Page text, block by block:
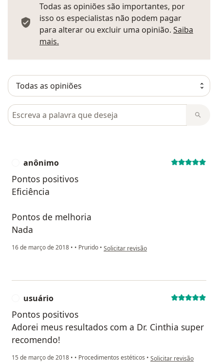
Todas as opiniões são importantes, por
isso os especialistas não podem pagar
para alterar ou excluir uma opinião. Saiba
mais.
Pesquisar em opiniões
anônimo
Pontos positivos
Eficiência
Pontos de melhoria
Nada
16 de março de 2018 • • Prurido • na opinião do utilizador anônimo
Solicitar revisão
usuário
Pontos positivos
Adorei meus resultados com a Dr. Cinthia super
recomendo!
15 de março de 2018 • • Procedimentos estéticos • na opinião do utilizador
Solicitar revisão